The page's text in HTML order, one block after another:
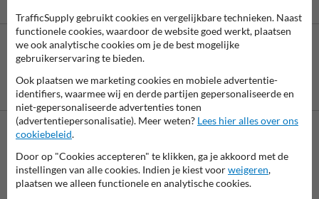
Betaling achteraf
is mogelijk
Wij zijn op werkdagen (van 8.00 tot 17.00) te bereiken op 038-
7920070.
info@trafficsupply.nl
TrafficSupply gebruikt cookies en vergelijkbare technieken. Naast
functionele cookies, waardoor de website goed werkt, plaatsen
we ook analytische cookies om je de best mogelijke
gebruikerservaring te bieden.
Ook plaatsen we marketing cookies en mobiele advertentie-
identifiers, waarmee wij en derde partijen gepersonaliseerde en
niet-gepersonaliseerde advertenties tonen
(advertentiepersonalisatie). Meer weten? Lees hier alles over ons
cookiebeleid.
Door op "Cookies accepteren" te klikken, ga je akkoord met de
instellingen van alle cookies. Indien je kiest voorweigeren,
plaatsen we alleen functionele en analytische cookies.